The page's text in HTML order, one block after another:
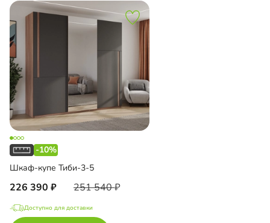
-10%
Шкаф-купе Тиби-3-5
226 390 251 540
Доступно для доставки